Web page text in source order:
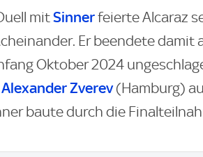
mitSinnerfeierte Alcaraz
Er beendete damit
Oktober 2024
Alexander Zverev(Hamburg)
baute durch die